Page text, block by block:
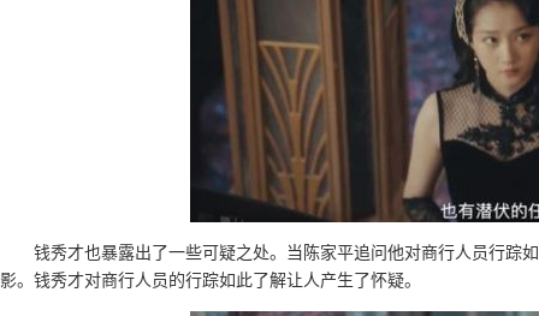
钱秀才也暴露出了一些可疑之处。当陈家平追问他对商行人员行踪
影。钱秀才对商行人员的行踪如此了解让人产生了怀疑。